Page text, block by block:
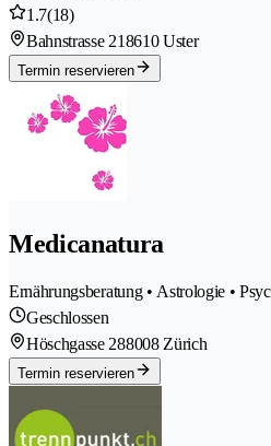
1.7(18)
Bahnstrasse 218610 Uster
Termin reservieren
Medicanatura
Ernährungsberatung • Astrologie •
Geschlossen
Höschgasse 288008 Zürich
Termin reservieren